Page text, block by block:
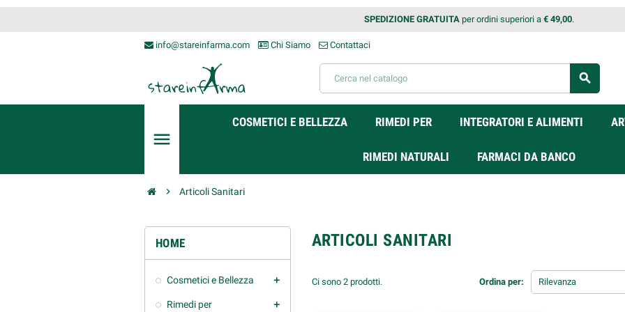
SPEDIZIONE GRATUITAper ordini superiori a € 49,00.
info@stareinfarma.com Chi Siamo Contattaci
search
menu
COSMETICI E BELLEZZA RIMEDI PER INTEGRATORI E ALIMENTI
RIMEDI NATURALI FARMACI DA BANCO
chevron_right Articoli Sanitari
HOME
Cosmetici e Bellezza add
Rimedi per add
ARTICOLI SANITARI
Ordina per: Rilevanza
Ci sono 2 prodotti.